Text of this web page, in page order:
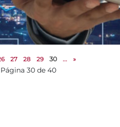
27 28 29 30 ... »
Página 30 de 40